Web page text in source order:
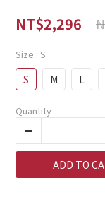
NT$2,296
Size : S
S M L
Quantity
ADD TO